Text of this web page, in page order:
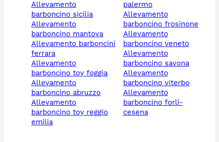
allevamento
barboncino sicilia
allevamento
barboncino mantova
allevamento barboncini
ferrara
allevamento
barboncino toy foggia
allevamento
barboncino abruzzo
allevamento
barboncino toy reggio
emilia
palermo
allevamento
barboncino frosinone
allevamento
barboncino veneto
allevamento
barboncino savona
allevamento
barboncino viterbo
allevamento
barboncino forlì-
cesena